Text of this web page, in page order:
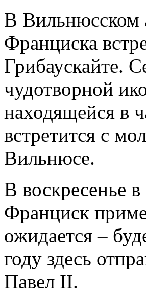
В Вильнюсском
Франциска
Грибаускайте.
чудотворной
находящейся в
встретится с
Вильнюсе.
В воскресенье
Франциск
ожидается –
году здесь
Павел II.